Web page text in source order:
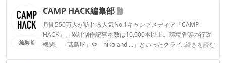
編集者
CAMP HACK編集部
月間550万人が訪れる人気No.1キャンプメディア『CAMP
HACK』。累計制作記事本数は10,000本以上。環境省等の行政
機関、「髙島屋」や「niko and ...」といったクライアントとの
...続きを読む